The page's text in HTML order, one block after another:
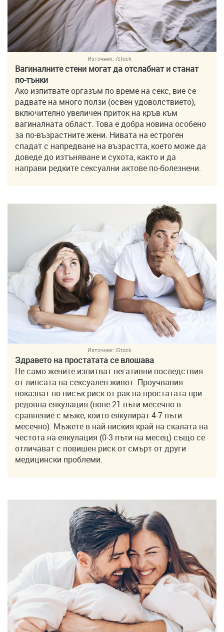
Източник: iStock
Вагиналните стени могат да отслабнат и станат
по-тънки
Ако изпитвате оргазъм по време на секс, вие се
радвате на много ползи (освен удоволствието),
включително увеличен приток на кръв към
вагиналната област. Това е добра новина особено
за по-възрастните жени. Нивата на естроген
спадат с напредване на възрастта, което може да
доведе до изтъняване и сухота, както и да
направи редките сексуални актове по-болезнени.
Източник: iStock
Здравето на простатата се влошава
Не само жените изпитват негативни последствия
от липсата на сексуален живот. Проучвания
показват по-нисък риск от рак на простатата при
редовна еякулация (поне 21 пъти месечно в
сравнение с мъже, които еякулират 4-7 пъти
месечно). Мъжете в най-ниския край на скалата на
честота на еякулация (0-3 пъти на месец) също се
отличават с повишен риск от смърт от други
медицински проблеми.